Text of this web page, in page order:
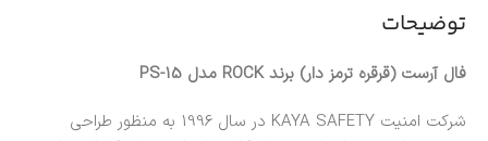
توضیحات
فال آرست (قرقره ترمز دار) برند ROCK مدل PS-15
شرکت امنیت KAYA SAFETY در سال 1996 به منظور طراحی